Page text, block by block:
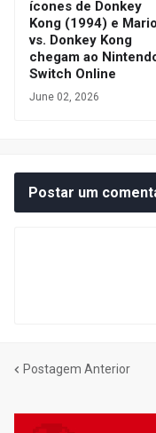
ícones de Donkey
Kong (1994) e Mario
vs. Donkey Kong
chegam ao
Switch Online
June 02, 2026
Postar um
Postagem Anterior